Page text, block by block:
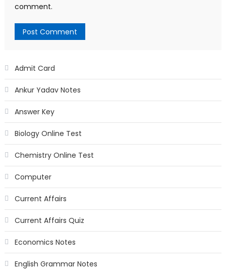
comment.
Admit Card
Ankur Yadav Notes
Answer Key
Biology Online Test
Chemistry Online Test
Computer
Current Affairs
Current Affairs Quiz
Economics Notes
English Grammar Notes